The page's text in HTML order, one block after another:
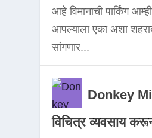
आहे विमानाची पार्किंग
आपल्याला एका अशा
सांगणार...
Donkey
विचित्र व्यवसाय